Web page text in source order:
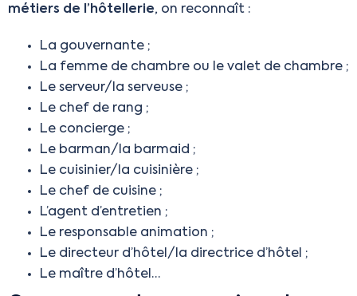
métiers de l’hôtellerie, on reconnaît :
La gouvernante ;
La femme de chambre ou le valet de chambre ;
Le serveur/la serveuse ;
Le chef de rang ;
Le concierge ;
Le barman/la barmaid ;
Le cuisinier/la cuisinière ;
Le chef de cuisine ;
L’agent d’entretien ;
Le responsable animation ;
Le directeur d’hôtel/la directrice d’hôtel ;
Le maître d’hôtel…